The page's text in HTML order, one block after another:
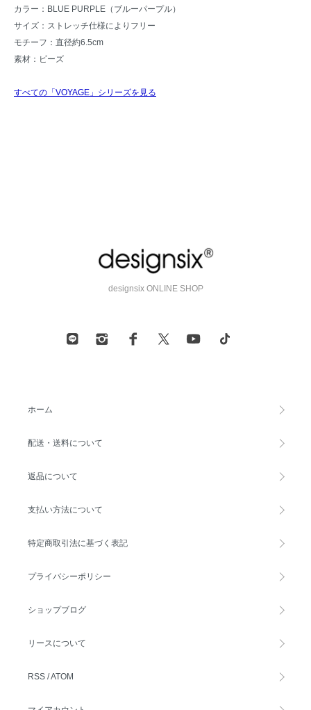
カラー：BLUE PURPLE（ブルーパープル）
サイズ：ストレッチ仕様によりフリー
モチーフ：直径約6.5cm
素材：ビーズ
すべての「VOYAGE」シリーズを見る
designsix ONLINE SHOP
ホーム
配送・送料について
返品について
支払い方法について
特定商取引法に基づく表記
プライバシーポリシー
ショップブログ
リースについて
RSS /ATOM